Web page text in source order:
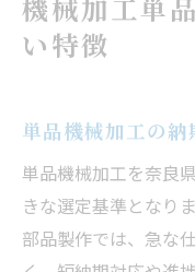
機械加工単
い特徴
単品機械加工の
単品機械加工を奈良
きな選定基準となり
部品製作では、急な